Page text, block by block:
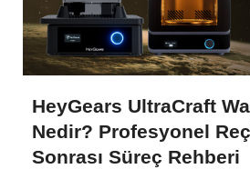
HeyGears UltraCraft
Nedir? Profesyonel
Sonrası Süreç Rehberi